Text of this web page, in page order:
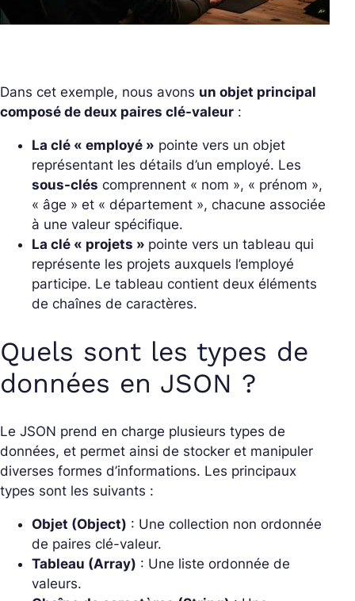
Dans cet exemple, nous avons un objet principal
composé de deux paires clé-valeur :
La clé « employé » pointe vers un objet
représentant les détails d’un employé. Les
sous-clés comprennent « nom », « prénom »,
« âge » et « département », chacune associée
à une valeur spécifique.
La clé « projets » pointe vers un tableau qui
représente les projets auxquels l’employé
participe. Le tableau contient deux éléments
de chaînes de caractères.
Quels sont les types de
données en JSON ?
Le JSON prend en charge plusieurs types de
données, et permet ainsi de stocker et manipuler
diverses formes d’informations. Les principaux
types sont les suivants :
Objet (Object) : Une collection non ordonnée
de paires clé-valeur.
Tableau (Array) : Une liste ordonnée de
valeurs.